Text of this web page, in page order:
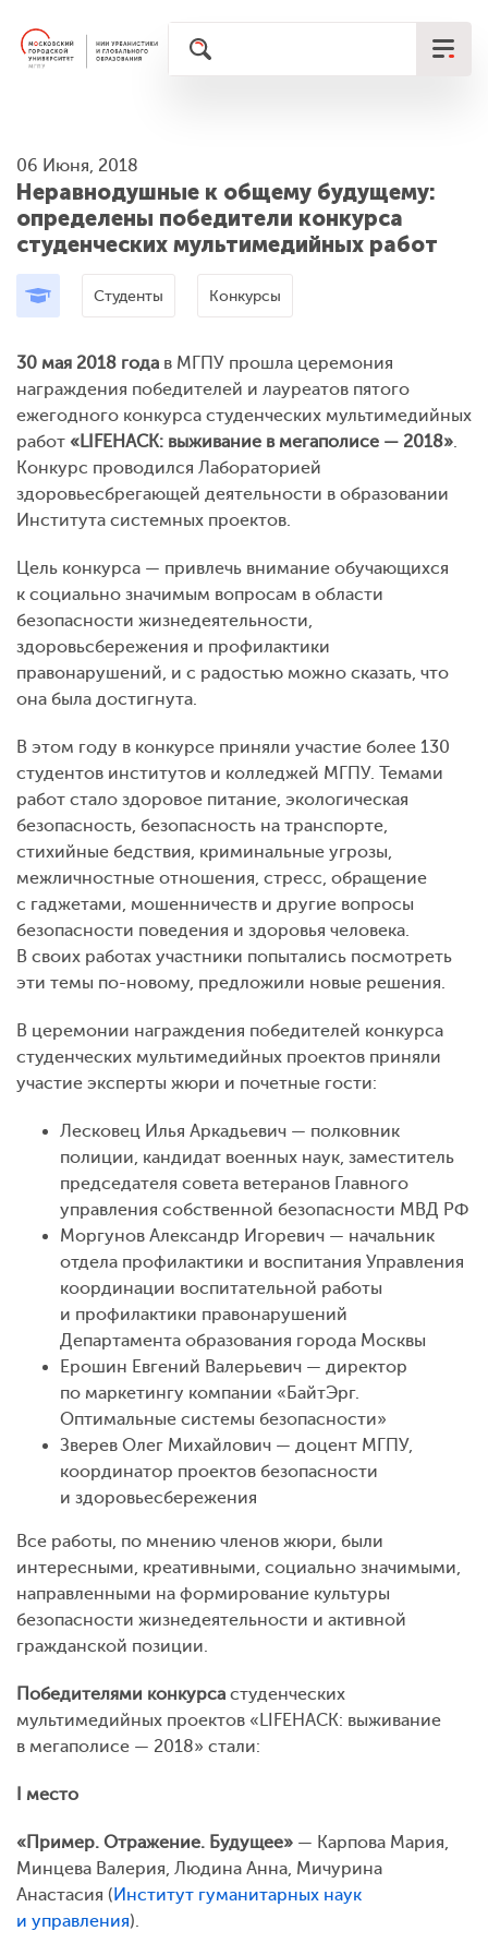
06 Июня, 2018
Неравнодушные к общему будущему:
определены победители конкурса
студенческих мультимедийных работ
Студенты Конкурсы
30 мая 2018 года в МГПУ прошла церемония
награждения победителей и лауреатов пятого
ежегодного конкурса студенческих мультимедийных
работ «LIFEHACK: выживание в мегаполисе — 2018».
Конкурс проводился Лабораторией
здоровьесбрегающей деятельности в образовании
Института системных проектов.
Цель конкурса — привлечь внимание обучающихся
к социально значимым вопросам в области
безопасности жизнедеятельности,
здоровьсбережения и профилактики
правонарушений, и с радостью можно сказать, что
она была достигнута.
В этом году в конкурсе приняли участие более 130
студентов институтов и колледжей МГПУ. Темами
работ стало здоровое питание, экологическая
безопасность, безопасность на транспорте,
стихийные бедствия, криминальные угрозы,
межличностные отношения, стресс, обращение
с гаджетами, мошенничеств и другие вопросы
безопасности поведения и здоровья человека.
В своих работах участники попытались посмотреть
эти темы по-новому, предложили новые решения.
В церемонии награждения победителей конкурса
студенческих мультимедийных проектов приняли
участие эксперты жюри и почетные гости:
Лесковец Илья Аркадьевич — полковник
полиции, кандидат военных наук, заместитель
председателя совета ветеранов Главного
управления собственной безопасности МВД РФ
Моргунов Александр Игоревич — начальник
отдела профилактики и воспитания Управления
координации воспитательной работы
и профилактики правонарушений
Департамента образования города Москвы
Ерошин Евгений Валерьевич — директор
по маркетингу компании «БайтЭрг.
Оптимальные системы безопасности»
Зверев Олег Михайлович — доцент МГПУ,
координатор проектов безопасности
и здоровьесбережения
Все работы, по мнению членов жюри, были
интересными, креативными, социально значимыми,
направленными на формирование культуры
безопасности жизнедеятельности и активной
гражданской позиции.
Победителями конкурса студенческих
мультимедийных проектов «LIFEHACK: выживание
в мегаполисе — 2018» стали:
I место
«Пример. Отражение. Будущее» — Карпова Мария,
Минцева Валерия, Людина Анна, Мичурина
Анастасия ( Институт гуманитарных наук
и управления).